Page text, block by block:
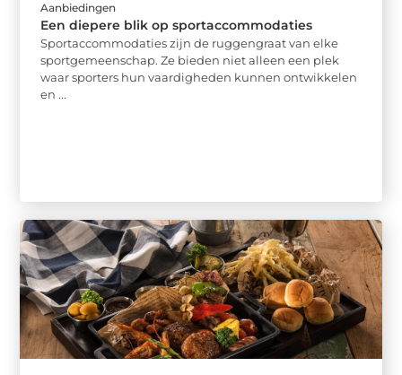
Aanbiedingen
Een diepere blik op sportaccommodaties
Sportaccommodaties zijn de ruggengraat van elke
sportgemeenschap. Ze bieden niet alleen een plek
waar sporters hun vaardigheden kunnen ontwikkelen
en ...